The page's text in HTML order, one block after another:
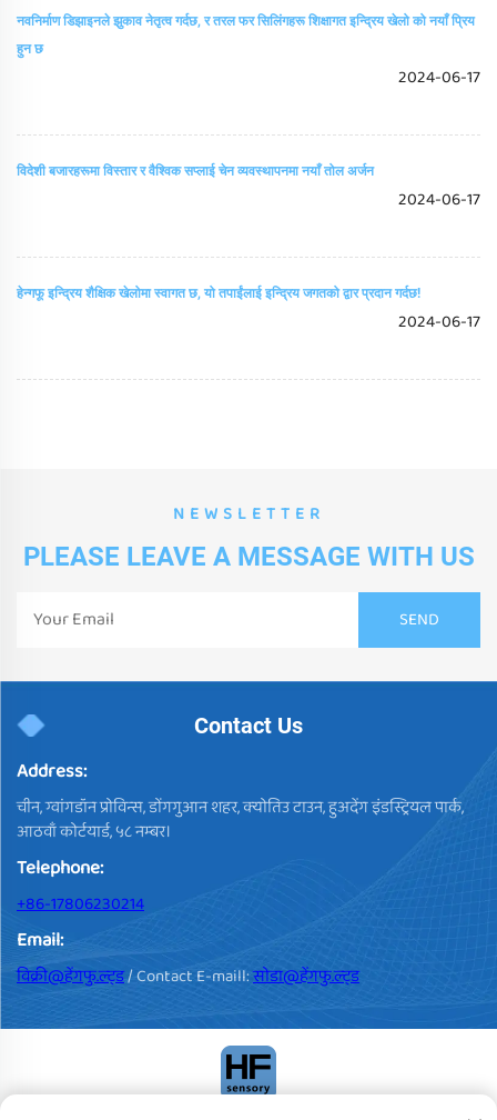
नवनिर्माण डिझाइनले झुकाव नेतृत्व गर्दछ, र तरल फर सिलिंगहरू शिक्षागत इन्द्रिय खेलो को नयाँ प्रिय
हुन छ
2024-06-17
विदेशी बजारहरूमा विस्तार र वैश्विक सप्लाई चेन व्यवस्थापनमा नयाँ तोल अर्जन
2024-06-17
हेन्गफू इन्द्रिय शैक्षिक खेलोमा स्वागत छ, यो तपाईंलाई इन्द्रिय जगतको द्वार प्रदान गर्दछ!
2024-06-17
NEWSLETTER
PLEASE LEAVE A MESSAGE WITH US
Contact Us
Address:
चीन, ग्वांगडॉन प्रोविन्स, डोंगगुआन शहर, क्योतिउ टाउन, हुअदेंग इंडस्ट्रियल पार्क,
आठवाँ कोर्टयार्ड, ५८ नम्बर।
Telephone:
+86-17806230214
Email:
विक्री@हेंगफु.ल्ट्ड/ Contact E-maill:सोडा@हेंगफु.ल्ट्ड